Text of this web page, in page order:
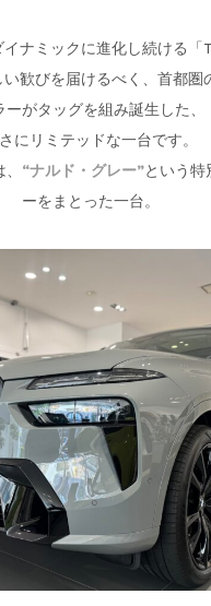
ナミックに進化し続ける「
歓びを届けるべく、首都圏
ーがタッグを組み誕生した、
にリミテッドな一台です。
“ナルド・グレー”という特
ーをまとった一台。